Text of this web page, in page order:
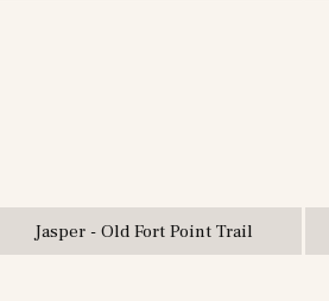
Jasper - Old Fort Point Trail